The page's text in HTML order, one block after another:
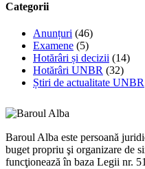
Categorii
Anunțuri (46)
Examene (5)
Hotărâri și decizii (14)
Hotărâri UNBR (32)
Știri de actualitate UNBR
Baroul Alba este persoană
buget propriu şi organizare de
funcţionează în baza Legii nr.